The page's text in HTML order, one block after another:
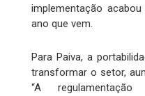
implementação
ano que vem.
Para Paiva, a
transformar o setor,
“A